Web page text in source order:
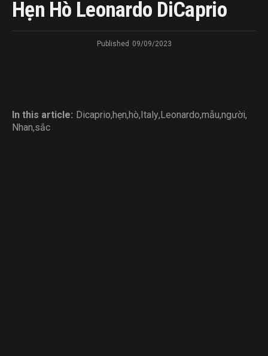
Hẹn Hò Leonardo DiCaprio
Published 09/09/2023
In this article: Dicaprio,hẹn,hò,Italy,Leonardo,mẫu,người,
Nhan,sắc